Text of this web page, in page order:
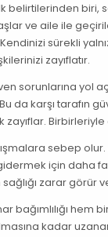
ilk belirtilerinden
ve aile ile
sürekli
zayıflatır.
sorunlarına
da karşı tarafın
sebep
için daha
zarar görür
bağımlılığı hem
kadar